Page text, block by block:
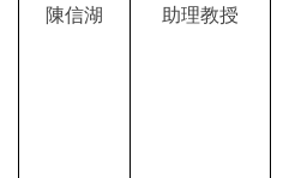
陳信湖
助理教授